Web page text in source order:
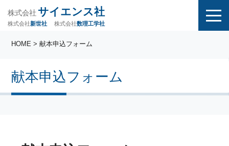
株式会社 サイエンス社
株式会社新世社 株式会社数理工学社
献本申込フォーム
HOME > 献本申込フォーム